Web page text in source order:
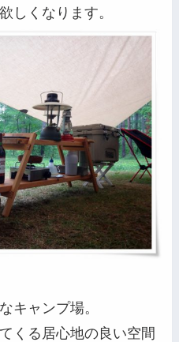
しくなります。
キャンプ場。
くる居心地の良い空間